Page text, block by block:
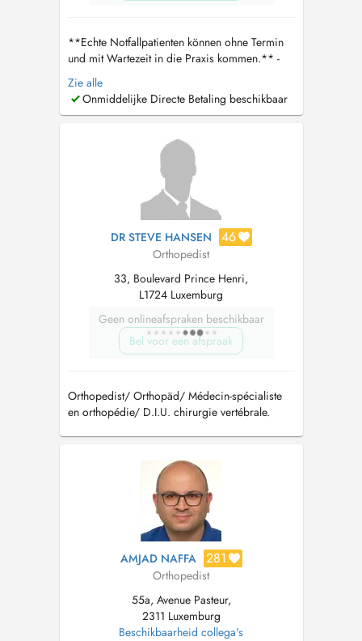
**Echte Notfallpatienten können ohne Termin
und mit Wartezeit in die Praxis kommen.** -
Bitte die CNS Karte und ID mitbringen Wenn
ein telefonischer Kontakt nicht möglich ist,
kontaktieren Sie bitte direkt den Arzt unter
persönlich um Ihr Anliegen kümmern. **...
Zie alle
Onmiddelijke Directe Betaling beschikbaar
DR STEVE HANSEN 46
Orthopedist
33, Boulevard Prince Henri,
L1724 Luxemburg
Geen onlineafspraken beschikbaar
Bel voor een afspraak
Orthopedist/ Orthopäd/ Médecin-spécialiste
en orthopédie/ D.I.U. chirurgie vertébrale.
AMJAD NAFFA 281
Orthopedist
55a, Avenue Pasteur,
2311 Luxemburg
Beschikbaarheid collega's